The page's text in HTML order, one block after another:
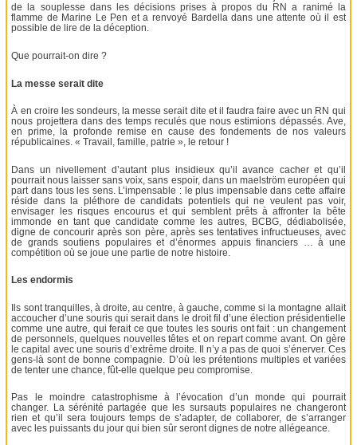
de la souplesse dans les décisions prises à propos du RN a ranimé la
flamme de Marine Le Pen et a renvoyé Bardella dans une attente où il est
possible de lire de la déception.
Que pourrait-on dire ?
La messe serait dite
À en croire les sondeurs, la messe serait dite et il faudra faire avec un RN qui
nous projettera dans des temps reculés que nous estimions dépassés. Ave,
en prime, la profonde remise en cause des fondements de nos valeurs
républicaines. « Travail, famille, patrie », le retour !
Dans un nivellement d’autant plus insidieux qu’il avance cacher et qu’il
pourrait nous laisser sans voix, sans espoir, dans un maelström européen qui
part dans tous les sens. L’impensable : le plus impensable dans cette affaire
réside dans la pléthore de candidats potentiels qui ne veulent pas voir,
envisager les risques encourus et qui semblent prêts à affronter la bête
immonde en tant que candidate comme les autres, BCBG, dédiabolisée,
digne de concourir après son père, après ses tentatives infructueuses, avec
de grands soutiens populaires et d’énormes appuis financiers … à une
compétition où se joue une partie de notre histoire.
Les endormis
Ils sont tranquilles, à droite, au centre, à gauche, comme si la montagne allait
accoucher d’une souris qui serait dans le droit fil d’une élection présidentielle
comme une autre, qui ferait ce que toutes les souris ont fait : un changement
de personnels, quelques nouvelles têtes et on repart comme avant. On gère
le capital avec une souris d’extrême droite. Il n’y a pas de quoi s’énerver. Ces
gens-là sont de bonne compagnie. D’où les prétentions multiples et variées
de tenter une chance, fût-elle quelque peu compromise.
Pas le moindre catastrophisme à l’évocation d’un monde qui pourrait
changer. La sérénité partagée que les sursauts populaires ne changeront
rien et qu’il sera toujours temps de s’adapter, de collaborer, de s’arranger
avec les puissants du jour qui bien sûr seront dignes de notre allégeance.